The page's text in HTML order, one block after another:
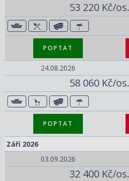
53 220 Kč/os.
POPTAT
24.08.2026
58 060 Kč/os.
POPTAT
Září 2026
03.09.2026
32 400 Kč/os.